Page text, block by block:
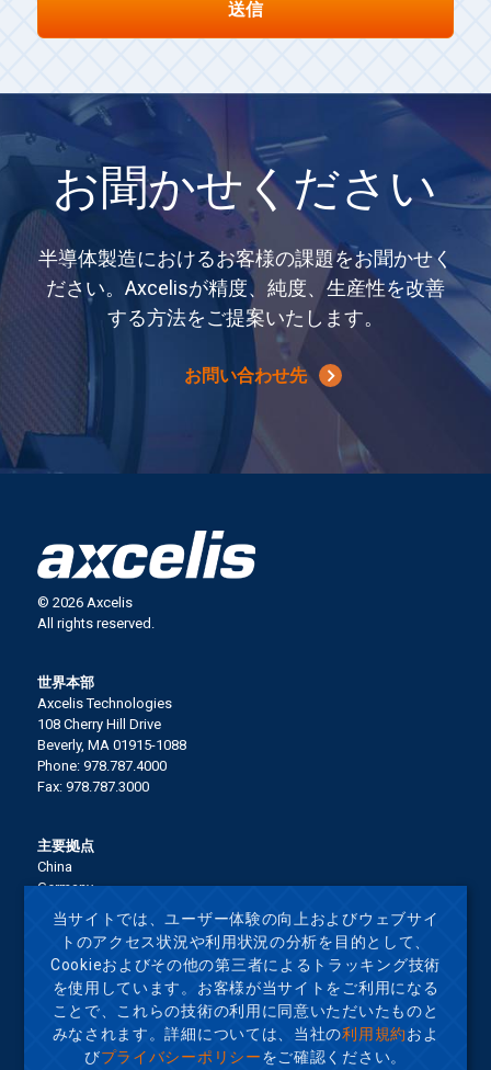
お聞かせください
半導体製造におけるお客様の課題をお聞かせく
ださい。Axcelisが精度、純度、生産性を改善
する方法をご提案いたします。
お問い合わせ先
© 2026 Axcelis
All rights reserved.
世界本部
Axcelis Technologies
108 Cherry Hill Drive
Beverly, MA 01915-1088
Phone: 978.787.4000
Fax: 978.787.3000
主要拠点
China
Germany
Italy
Japan
Korea
Malaysia
Singapore
Taiwan
United States
当サイトでは、ユーザー体験の向上およびウェブサイ
トのアクセス状況や利用状況の分析を目的として、
Cookieおよびその他の第三者によるトラッキング技術
を使用しています。お客様が当サイトをご利用になる
ことで、これらの技術の利用に同意いただいたものと
みなされます。詳細については、当社の利用規約およ
びプライバシーポリシーをご確認ください。